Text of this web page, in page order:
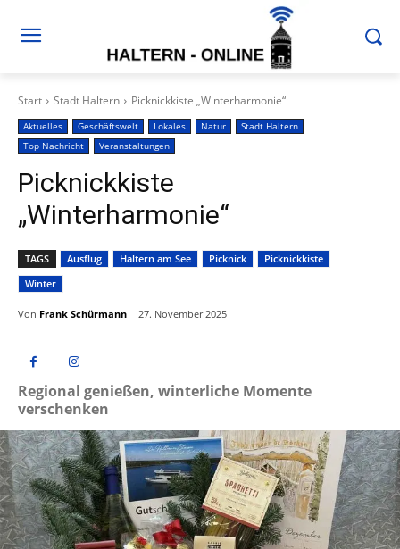
Start Stadt Haltern Picknickkiste „Winterharmonie“
Aktuelles Geschäftswelt Lokales Natur
Stadt Haltern
Top Nachricht
Veranstaltungen
Picknickkiste
„Winterharmonie“
TAGS Ausflug Haltern am See Picknick
Picknickkiste
Winter
Von Frank Schürmann 27. November 2025
Regional genießen, winterliche Momente
verschenken